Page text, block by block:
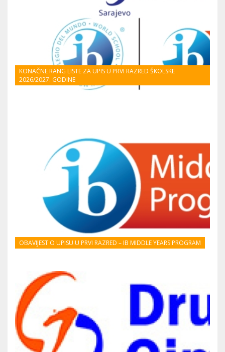
KONAČNE RANG LISTE ZA UPIS U PRVI RAZRED ŠKOLSKE
2026/2027. GODINE
OBAVIJEST O UPISU U PRVI RAZRED – IB MIDDLE YEARS PROGRAM